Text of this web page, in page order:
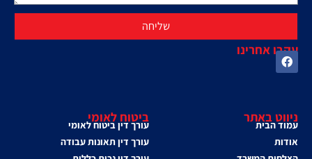
ניווט באתר
עמוד הבית
אודות
ביטוח לאומי
עורך דין ביטוח לאומי
עורך דין תאונות עבודה
שליחה
עקבו אחרינו